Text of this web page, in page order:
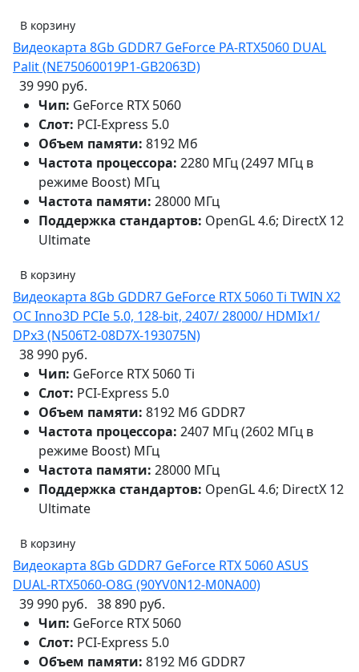
В корзину
Видеокарта 8Gb GDDR7 GeForce PA-RTX5060 DUAL
Palit (NE75060019P1-GB2063D)
39 990 руб.
Чип: GeForce RTX 5060
Слот: PCI-Express 5.0
Объем памяти: 8192 Мб
Частота процессора: 2280 МГц (2497 МГц в
режиме Boost) МГц
Частота памяти: 28000 МГц
Поддержка стандартов: OpenGL 4.6; DirectX 12
Ultimate
В корзину
Видеокарта 8Gb GDDR7 GeForce RTX 5060 Ti TWIN X2
OC Inno3D PCIe 5.0, 128-bit, 2407/ 28000/ HDMIx1/
DPx3 (N506T2-08D7X-193075N)
38 990 руб.
Чип: GeForce RTX 5060 Ti
Слот: PCI-Express 5.0
Объем памяти: 8192 Мб GDDR7
Частота процессора: 2407 МГц (2602 МГц в
режиме Boost) МГц
Частота памяти: 28000 МГц
Поддержка стандартов: OpenGL 4.6; DirectX 12
Ultimate
В корзину
Видеокарта 8Gb GDDR7 GeForce RTX 5060 ASUS
DUAL-RTX5060-O8G (90YV0N12-M0NA00)
39 990 руб. 38 890 руб.
Чип: GeForce RTX 5060
Слот: PCI-Express 5.0
Объем памяти: 8192 Мб GDDR7